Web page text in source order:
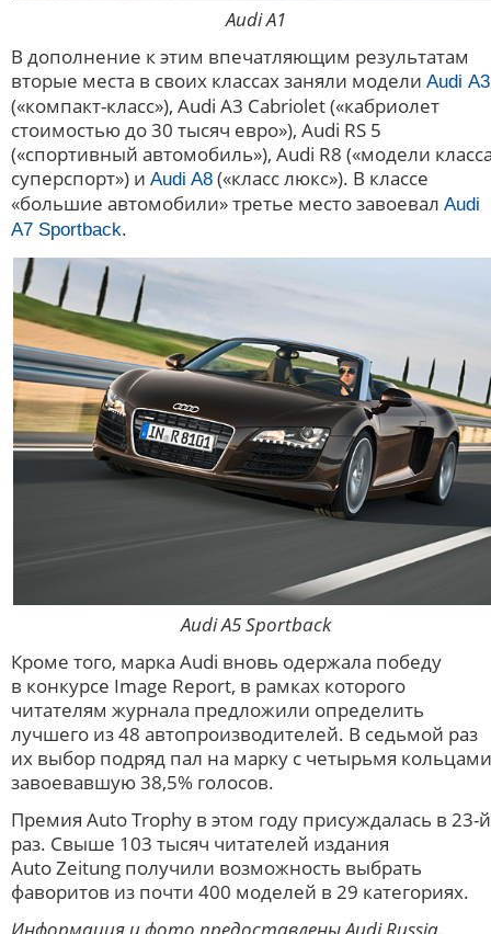
Audi A1
В дополнение к этим впечатляющим результатам
вторые места в своих классах заняли модели Audi A3
(«компакт-класс»), Audi A3 Cabriolet («кабриолет
стоимостью до 30 тысяч евро»), Audi RS 5
(«спортивный автомобиль»), Audi R8 («модели
суперспорт») и Audi A8 («класс люкс»). В классе
«большие автомобили» третье место завоевал Audi
A7 Sportback.
Audi A5 Sportback
Кроме того, марка Audi вновь одержала победу
в конкурсе Image Report, в рамках которого
читателям журнала предложили определить
лучшего из 48 автопроизводителей. В седьмой раз
их выбор подряд пал на марку с четырьмя
завоевавшую 38,5% голосов.
Премия Auto Trophy в этом году присуждалась в 23-й
раз. Свыше 103 тысяч читателей издания
Auto Zeitung получили возможность выбрать
фаворитов из почти 400 моделей в 29 категориях.
Информация и фото предоставлены Audi Russia.